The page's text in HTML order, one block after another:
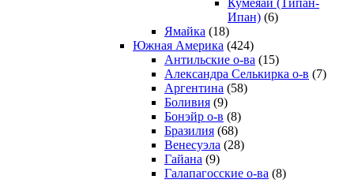
Ипан) (6)
Ямайка (18)
Южная Америка (424)
Антильские о-ва (15)
Александра Селькирка о-в (7)
Аргентина (58)
Боливия (9)
Бонэйр о-в (8)
Бразилия (68)
Венесуэла (28)
Гайана (9)
Галапагосские о-ва (8)